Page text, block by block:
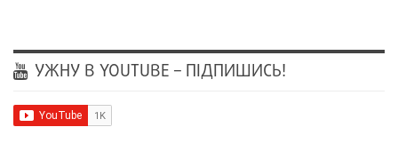
УЖНУ В YOUTUBE – ПІДПИШИСЬ!